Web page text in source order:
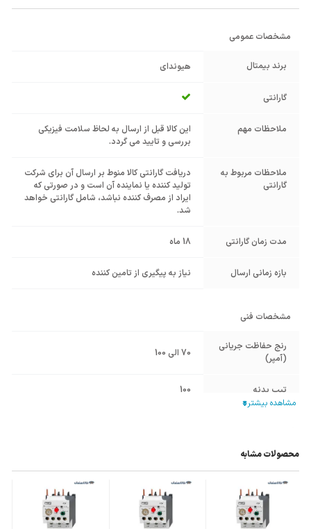
مشخصات عمومی
برند بیمتال هیوندای
گارانتی
ملاحظات مهم
این کالا قبل از ارسال به لحاظ سلامت فیزیکی
بررسی و تایید می گردد.
ملاحظات مربوط به
گارانتی
دریافت گارانتی کالا منوط بر ارسال آن برای شرکت
تولید کننده یا نماینده آن است و در صورتی که
ایراد از مصرف کننده نباشد، شامل گارانتی خواهد
شد.
مدت زمان گارانتی 18 ماه
بازه زمانی ارسال نیاز به پیگیری از تامین کننده
مشخصات فنی
رنج حفاظت جریانی
(آمپر)
70 الی 100
تیپ بدنه 100
37KW
,
45KW
سایر مشخصات
✔ حفاظت در برابر اضافه جریان AC
✔ با قابلیت نصب بر روی ریل به واسطه رابط
محصولات مشابه